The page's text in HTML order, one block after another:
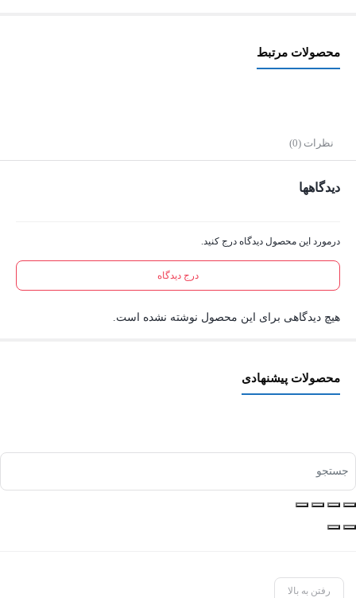
عدد
محصولات مرتبط
نظرات (0)
دیدگاهها
درمورد این محصول دیدگاه درج کنید.
درج دیدگاه
هیچ دیدگاهی برای این محصول نوشته نشده است.
محصولات پیشنهادی
رفتن به بالا